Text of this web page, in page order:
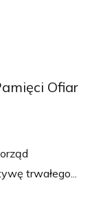
Ofiar
trwałego...